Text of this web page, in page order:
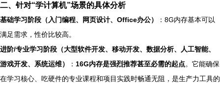
二、针对“学计算机”场景的具体分析
基础学习阶段（入门编程、网页设计、Office办公）
：8G内存基本可以
满足需求，性价比较高。
进阶/专业学习阶段（大型软件开发、移动开发、数据分析、人工智能、
游戏开发、系统运维）
： 16G内存是强烈推荐甚至必需的起点。它能确保
在学习核心、吃硬件的专业课程和项目实践时畅通无阻，是生产力工具的